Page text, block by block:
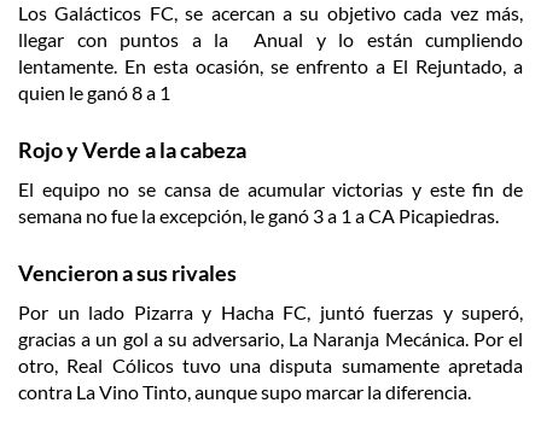
Los Galácticos FC, se acercan a su objetivo cada vez más,
llegar con puntos a la Anual y lo están cumpliendo
lentamente. En esta ocasión, se enfrento a El Rejuntado, a
quien le ganó 8 a 1
Rojo y Verde a la cabeza
El equipo no se cansa de acumular victorias y este fin de
semana no fue la excepción, le ganó 3 a 1 a CA Picapiedras.
Vencieron a sus rivales
Por un lado Pizarra y Hacha FC, juntó fuerzas y superó,
gracias a un gol a su adversario, La Naranja Mecánica. Por el
otro, Real Cólicos tuvo una disputa sumamente apretada
contra La Vino Tinto, aunque supo marcar la diferencia.